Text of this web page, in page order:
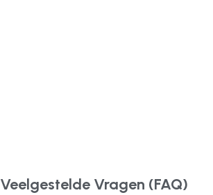
Veelgestelde Vragen (FAQ)